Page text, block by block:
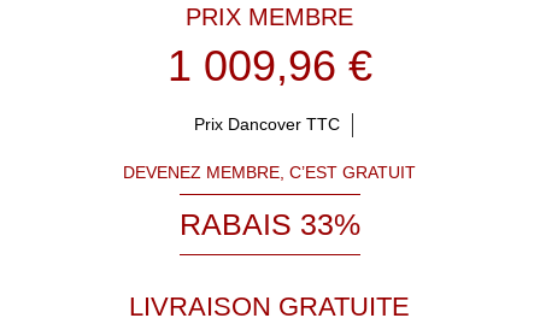
PRIX MEMBRE
1 009,96 €
Prix Dancover TTC
DEVENEZ MEMBRE, C’EST GRATUIT
RABAIS 33%
LIVRAISON GRATUITE